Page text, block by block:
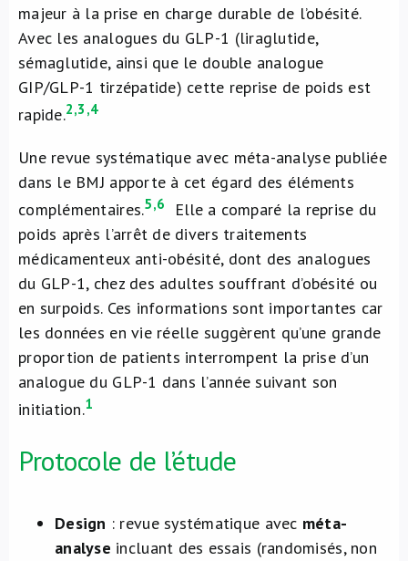
majeur à la prise en charge durable de l’obésité.
Avec les analogues du GLP-1 (liraglutide,
sémaglutide, ainsi que le double analogue
GIP/GLP-1 tirzépatide) cette reprise de poids est
rapide.2,3,4
Une revue systématique avec méta-analyse publiée
dans le BMJ apporte à cet égard des éléments
complémentaires.5,6 Elle a comparé la reprise du
poids après l’arrêt de divers traitements
médicamenteux anti-obésité, dont des analogues
du GLP-1, chez des adultes souffrant d’obésité ou
en surpoids. Ces informations sont importantes car
les données en vie réelle suggèrent qu’une grande
proportion de patients interrompent la prise d’un
analogue du GLP-1 dans l’année suivant son
initiation.1
Protocole de l’étude
Design : revue systématique avec méta-
analyse incluant des essais (randomisés, non